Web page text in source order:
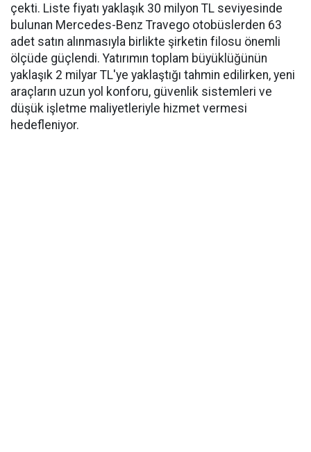
çekti. Liste fiyatı yaklaşık 30 milyon TL seviyesinde
bulunan Mercedes-Benz Travego otobüslerden 63
adet satın alınmasıyla birlikte şirketin filosu önemli
ölçüde güçlendi. Yatırımın toplam büyüklüğünün
yaklaşık 2 milyar TL'ye yaklaştığı tahmin edilirken, yeni
araçların uzun yol konforu, güvenlik sistemleri ve
düşük işletme maliyetleriyle hizmet vermesi
hedefleniyor.